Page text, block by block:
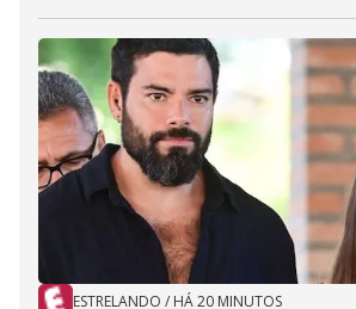
ESTRELANDO / HÁ 20 MINUTOS